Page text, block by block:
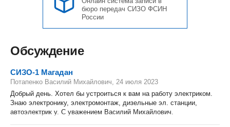
бюро передач СИЗО ФСИН
России
Обсуждение
СИЗО-1 Магадан
Потапенко Василий Михайлович, 24 июля 2023
Добрый день. Хотел бы устроиться к вам на работу электриком.
Знаю электронику, электромонтаж, дизельные эл. станции,
автоэлектрик у. С уважением Василий Михайлович.